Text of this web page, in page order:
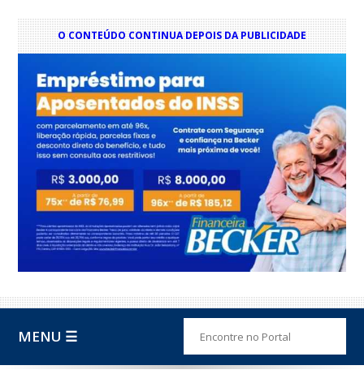
O CONTEÚDO CONTINUA DEPOIS DA PUBLICIDADE
MENU ☰